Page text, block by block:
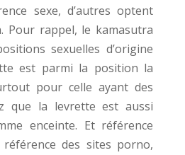
sexe, d’autres optent
Pour rappel, le kamasutra
sexuelles d’origine
est parmi la position la
pour celle ayant des
que la levrette est aussi
enceinte. Et référence
des sites porno,